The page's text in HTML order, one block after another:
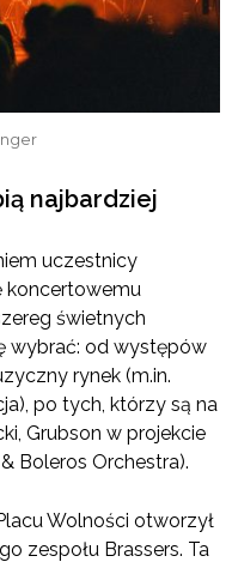
najbardziej
uczestnicy
koncertowemu
świetnych
wybrać: od występów
rynek (m.in.
po tych, którzy są na
Grubson w projekcie
Boleros Orchestra).
Wolności otworzył
zespołu Brassers. Ta